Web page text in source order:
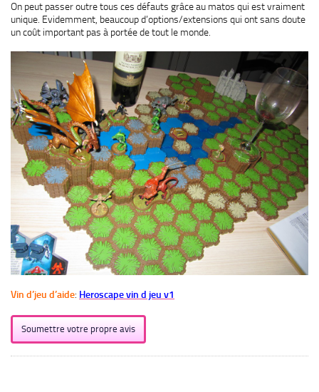
On peut passer outre tous ces défauts grâce au matos qui est vraiment
unique. Evidemment, beaucoup d’options/extensions qui ont sans doute
un coût important pas à portée de tout le monde.
Vin d’jeu d’aide: Heroscape vin d jeu v1
Soumettre votre propre avis